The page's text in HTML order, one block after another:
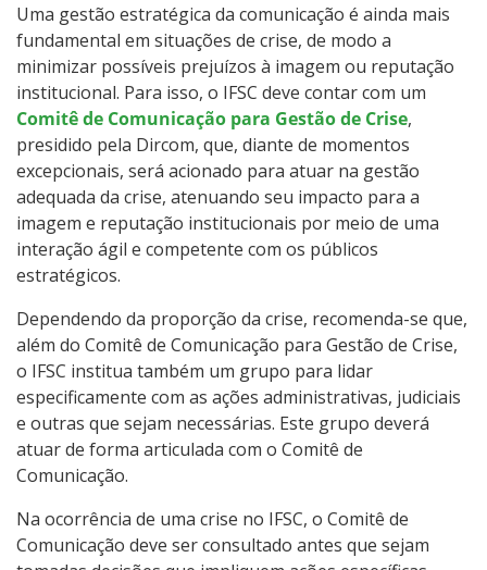
Uma gestão estratégica da comunicação é ainda mais
fundamental em situações de crise, de modo a
minimizar possíveis prejuízos à imagem ou reputação
institucional. Para isso, o IFSC deve contar com um
Comitê de Comunicação para Gestão de Crise,
presidido pela Dircom, que, diante de momentos
excepcionais, será acionado para atuar na gestão
adequada da crise, atenuando seu impacto para a
imagem e reputação institucionais por meio de uma
interação ágil e competente com os públicos
estratégicos.
Dependendo da proporção da crise, recomenda-se que,
além do Comitê de Comunicação para Gestão de Crise,
o IFSC institua também um grupo para lidar
especificamente com as ações administrativas, judiciais
e outras que sejam necessárias. Este grupo deverá
atuar de forma articulada com o Comitê de
Comunicação.
Na ocorrência de uma crise no IFSC, o Comitê de
Comunicação deve ser consultado antes que sejam